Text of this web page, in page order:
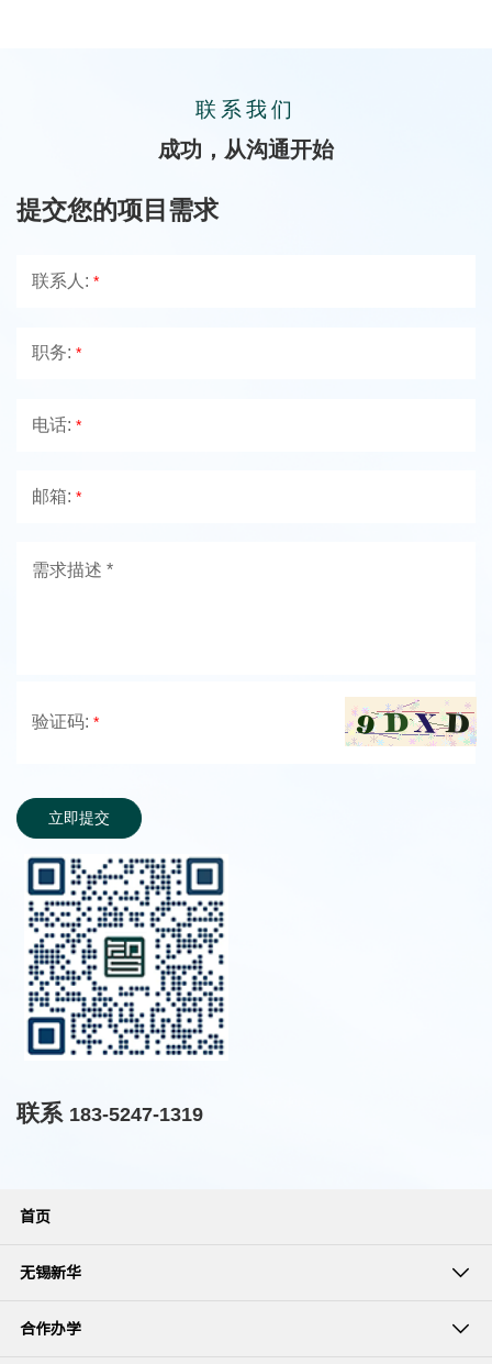
联系我们
成功，从沟通开始
提交您的项目需求
联系人: *
职务: *
电话: *
邮箱: *
验证码: *
立即提交
联系 183-5247-1319
首页
无锡新华
合作办学